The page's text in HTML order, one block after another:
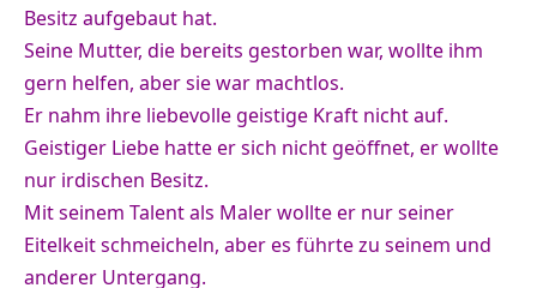
Besitz aufgebaut hat.
Seine Mutter, die bereits gestorben war, wollte ihm
gern helfen, aber sie war machtlos.
Er nahm ihre liebevolle geistige Kraft nicht auf.
Geistiger Liebe hatte er sich nicht geöffnet, er wollte
nur irdischen Besitz.
Mit seinem Talent als Maler wollte er nur seiner
Eitelkeit schmeicheln, aber es führte zu seinem und
anderer Untergang.